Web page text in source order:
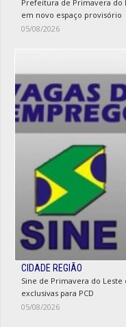
Prefeitura de Primavera
em novo espaço provisório
05/08/2026
CIDADE REGIÃO
Sine de Primavera do Leste
exclusivas para PCD
05/08/2026